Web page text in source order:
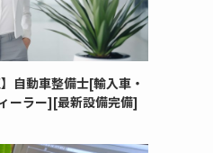
自動車整備士[輸入車・
ーラー][最新設備完備]